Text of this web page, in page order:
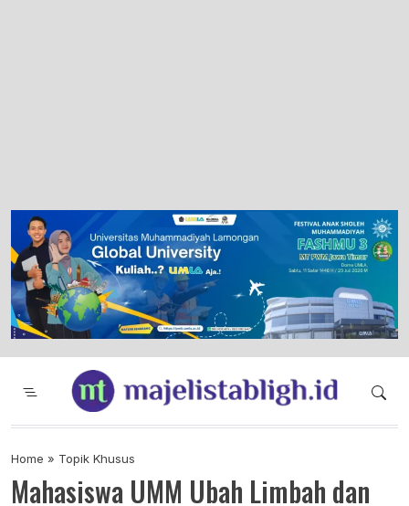
Majelis Tabligh Muhammadiyah
Syiar Dakwah Islam Berkemajuan dan
Home » Topik Khusus
Mahasiswa UMM Ubah Limbah dan